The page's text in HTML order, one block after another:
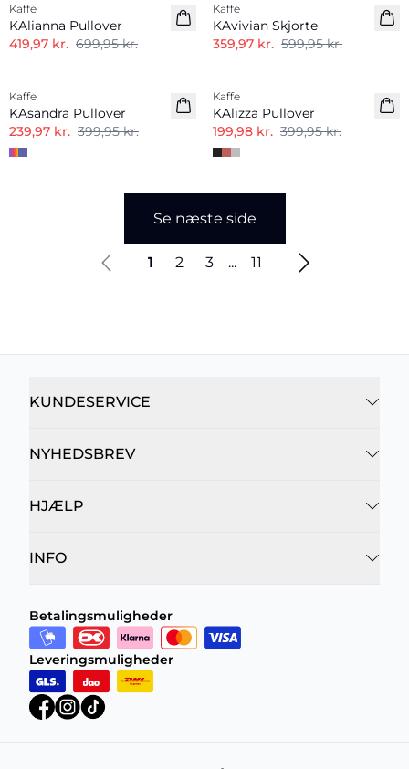
Kaffe
KAlianna Pullover
419,97 kr. 699,95 kr.
Kaffe
KAvivian Skjorte
359,97 kr. 599,95 kr.
Kaffe
KAsandra Pullover
239,97 kr. 399,95 kr.
Kaffe
KAlizza Pullover
199,98 kr. 399,95 kr.
Se næste side
1 2 3 ... 11
KUNDESERVICE
NYHEDSBREV
HJÆLP
INFO
Betalingsmuligheder
Leveringsmuligheder